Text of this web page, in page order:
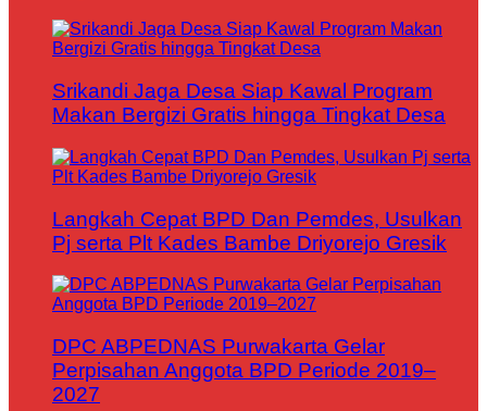
Srikandi Jaga Desa Siap Kawal Program
Makan Bergizi Gratis hingga Tingkat Desa
Langkah Cepat BPD Dan Pemdes, Usulkan
Pj serta Plt Kades Bambe Driyorejo Gresik
DPC ABPEDNAS Purwakarta Gelar
Perpisahan Anggota BPD Periode 2019–
2027